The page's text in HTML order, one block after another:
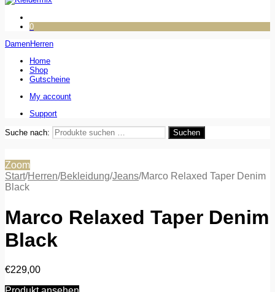
0
DamenHerren
Home
Shop
Gutscheine
My account
Support
Suche nach: Suchen
Zoom
Start/Herren/Bekleidung/Jeans/Marco Relaxed Taper Denim
Black
Marco Relaxed Taper Denim
Black
€229,00